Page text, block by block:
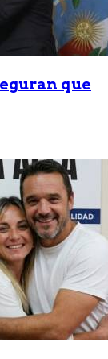
que